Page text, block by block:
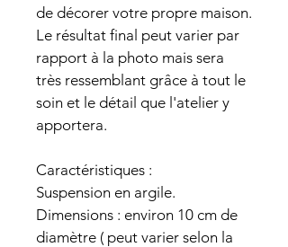
de décorer votre propre maison.
Le résultat final peut varier par
rapport à la photo mais sera
très ressemblant grâce à tout le
soin et le détail que l'atelier y
apportera.
Caractéristiques :
Suspension en argile.
Dimensions : environ 10 cm de
diamètre ( peut varier selon la